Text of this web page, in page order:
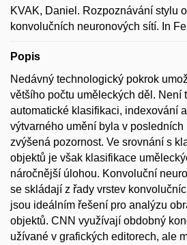
KVAK, Daniel. Rozpoznávání stylu
konvolučních neuronových sítí. In
Popis
Nedávný technologický pokrok
většího počtu uměleckých děl. Není
automatické klasifikaci, indexování
výtvarného umění byla v posledních
zvýšená pozornost. Ve srovnání s
objektů je však klasifikace
náročnější úlohou. Konvoluční
se skládají z řady vrstev
jsou ideálním řešení pro analýzu
objektů. CNN využívají obdobný
užívané v grafických editorech, ale